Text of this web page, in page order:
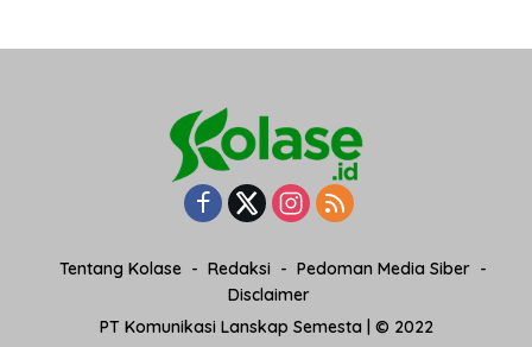
Tentang Kolase Redaksi
Pedoman Media Siber
Disclaimer
PT Komunikasi Lanskap Semesta | © 2022